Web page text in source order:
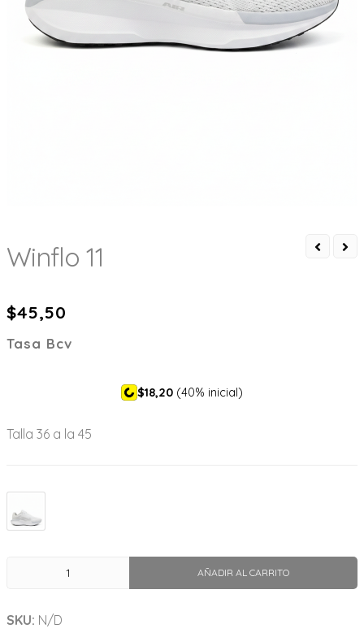
Winflo 11
$45,50
Tasa Bcv
$18,20 (40% inicial)
Talla 36 a la 45
AÑADIR AL CARRITO
SKU: N/D